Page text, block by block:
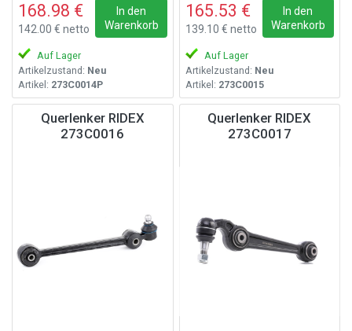
168.98 €
142.00 € netto
In den
Warenkorb
Auf Lager
Artikelzustand: Neu
Artikel: 273C0014P
165.53 €
139.10 € netto
In den
Warenkorb
Auf Lager
Artikelzustand: Neu
Artikel: 273C0015
Querlenker RIDEX
273C0016
Querlenker RIDEX
273C0017